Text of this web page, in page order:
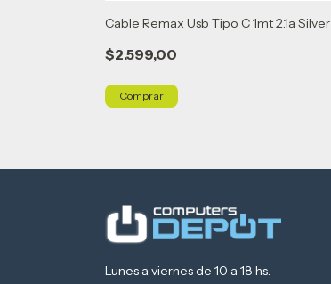
Cable Remax Usb Tipo C 1mt 2.1a Silver
$2.599,00
Lunes a viernes de 10 a 18 hs.